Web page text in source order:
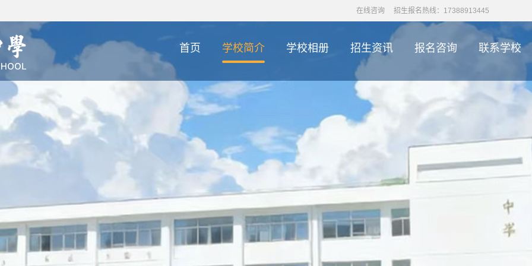
在线咨询 招生报名热线：17388913445
首页 学校简介 学校相册 招生资讯 报名咨询 联系学校